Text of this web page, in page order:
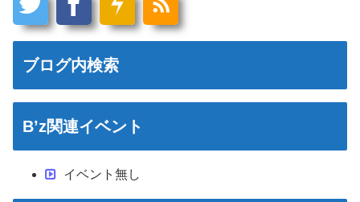
ブログ内検索
B’z関連イベント
イベント無し